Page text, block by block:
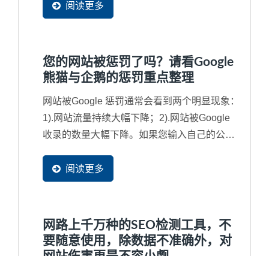
阅读更多
您的网站被惩罚了吗？请看Google
熊猫与企鹅的惩罚重点整理
网站被Google 惩罚通常会看到两个明显现象：
1).网站流量持续大幅下降；2).网站被Google
收录的数量大幅下降。如果您输入自己的公司
被列入黑名单了，从此不会再被找到了，也就
是说将近有90%潜在买主不会再发现到您的企
阅读更多
网路上千万种的SEO检测工具，不
要随意使用，除数据不准确外，对